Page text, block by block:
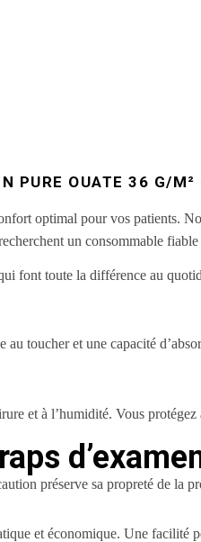
PURE OUATE 36 G/
optimal pour vos patients.
un consommable
font toute la différence au
toucher et une capacité
et à l’humidité. Vous
préserve sa propreté de la
et économique. Une facilité